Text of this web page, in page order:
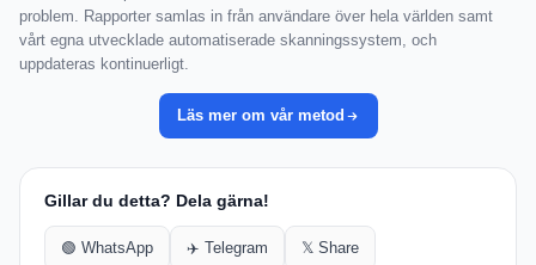
problem. Rapporter samlas in från användare över hela världen samt
vårt egna utvecklade automatiserade skanningssystem, och
uppdateras kontinuerligt.
Läs mer om vår metod
Gillar du detta? Dela gärna!
🟢 WhatsApp ✈️ Telegram 𝕏 Share